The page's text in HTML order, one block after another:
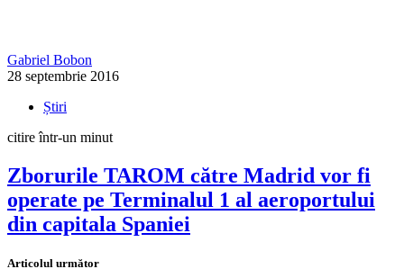
Gabriel Bobon
28 septembrie 2016
Știri
citire într-un minut
Zborurile TAROM către Madrid vor fi
operate pe Terminalul 1 al aeroportului
din capitala Spaniei
Articolul următor